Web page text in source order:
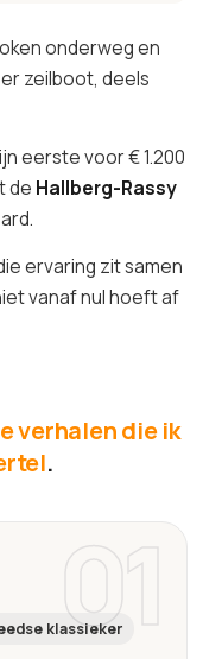
onderweg en
zeilboot, deels
eerste voor € 1.200
de Hallberg-Rassy
ervaring zit samen
vanaf nul hoeft af
verhalen die ik
.
01
klassieker